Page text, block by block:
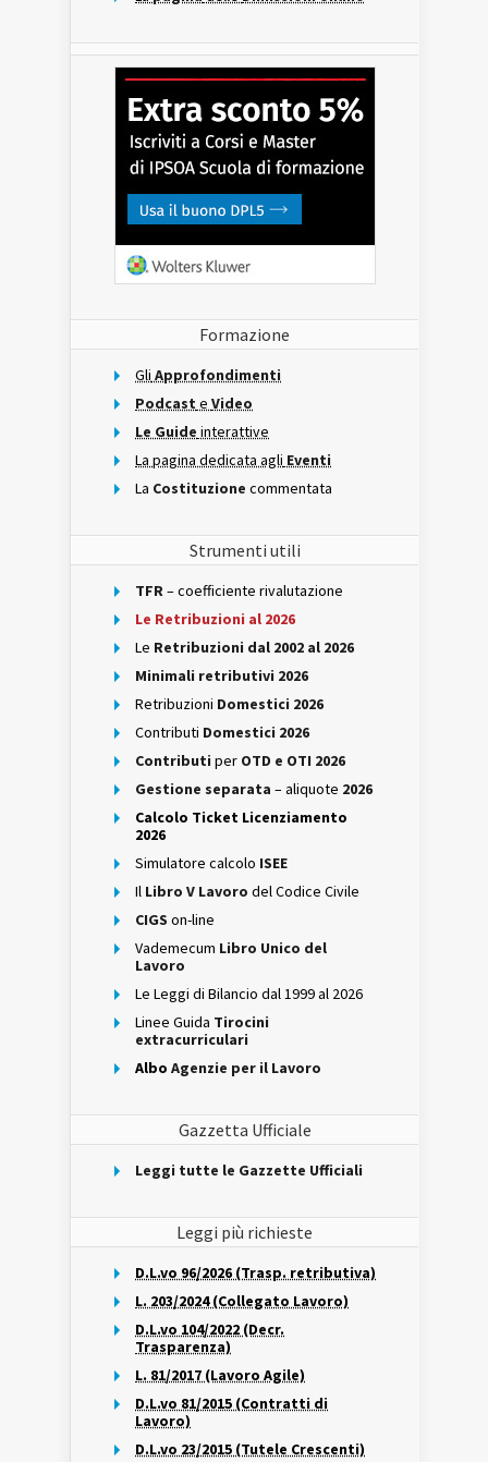
Formazione
Gli Approfondimenti
Podcast e Video
Le Guide interattive
La pagina dedicata agli Eventi
La Costituzione commentata
Strumenti utili
TFR– coefficiente rivalutazione
Le Retribuzioni al 2026
Le Retribuzioni dal 2002 al 2026
Minimali retributivi 2026
Retribuzioni Domestici 2026
Contributi Domestici 2026
Contributi per OTD e OTI 2026
Gestione separata – aliquote 2026
Calcolo Ticket Licenziamento
2026
Simulatore calcolo ISEE
Il Libro V Lavoro del Codice Civile
CIGS on-line
Vademecum Libro Unico del
Lavoro
Le Leggi di Bilancio dal 1999 al 2026
Linee Guida Tirocini
extracurriculari
Albo Agenzie per il Lavoro
Gazzetta Ufficiale
Leggi tutte le Gazzette Ufficiali
Leggi più richieste
D.L.vo 96/2026 (Trasp. retributiva)
L. 203/2024 (Collegato Lavoro)
D.L.vo 104/2022 (Decr.
Trasparenza)
L. 81/2017 (Lavoro Agile)
D.L.vo 81/2015 (Contratti di
Lavoro)
D.L.vo 23/2015 (Tutele Crescenti)